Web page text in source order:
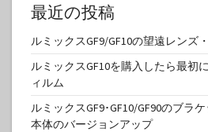
最近の投稿
ルミックスGF9/GF10の望遠レンズ
ルミックスGF10を購入したら最初
ィルム
ルミックスGF9･GF10/GF90のブラ
本体のバージョンアップ